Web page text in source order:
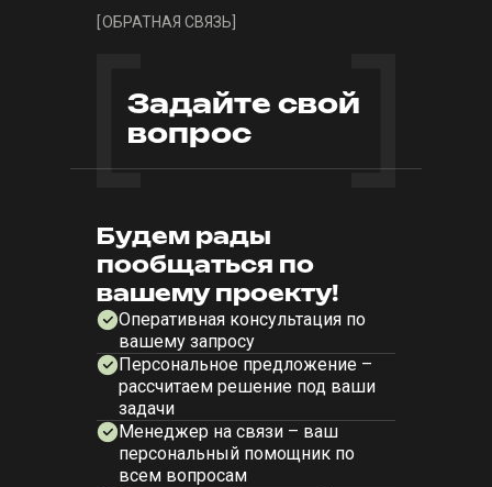
Задайте свой
вопрос
ОБРАТНАЯ СВЯЗЬ
Будем рады
пообщаться по
вашему проекту!
Оперативная консультация по
вашему запросу
Персональное предложение –
рассчитаем решение под ваши
задачи
Менеджер на связи – ваш
персональный помощник по
всем вопросам